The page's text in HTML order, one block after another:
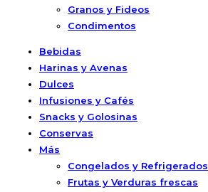
Granos y Fideos
Condimentos
Bebidas
Harinas y Avenas
Dulces
Infusiones y Cafés
Snacks y Golosinas
Conservas
Más
Congelados y Refrigerados
Frutas y Verduras frescas